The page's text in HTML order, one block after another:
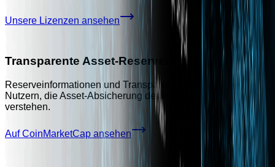
Unsere Lizenzen ansehen
Transparente Asset-Reserven
Reserveinformationen und Transparenzpraktiken helfen
Nutzern, die Asset-Absicherung der Plattform besser zu
verstehen.
Auf CoinMarketCap ansehen